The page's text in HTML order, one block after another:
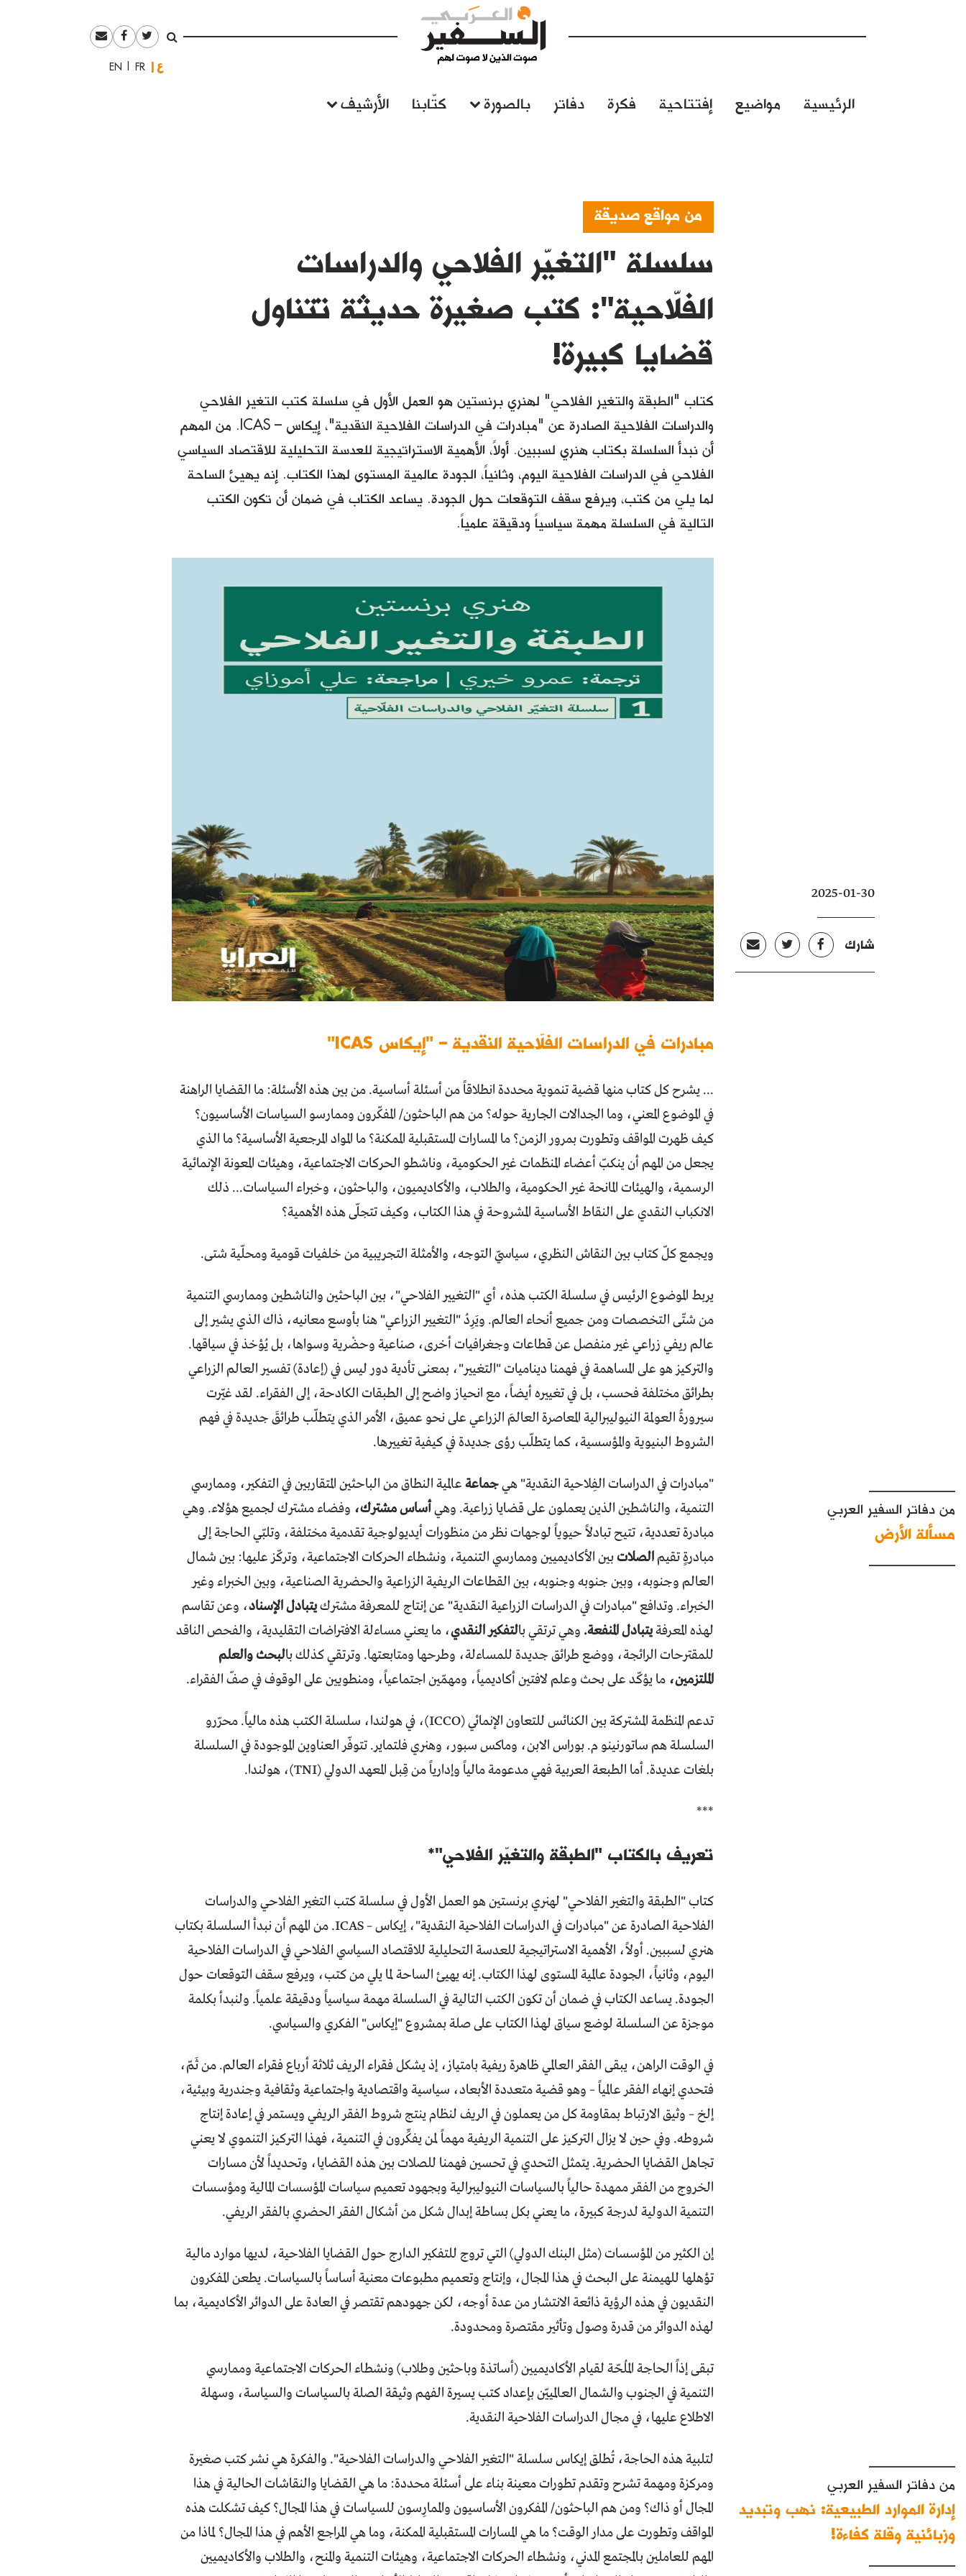
العربيةFrançais
English
الرئيسية مواضيع إفتتاحية فكرة دفاتر بالصورة كتّابنا الأرشيف
من مواقع صديقة
سلسلة "التغيّر الفلاحي والدراسات
الفلّاحية": كتب صغيرة حديثة تتناول
قضايا كبيرة!
كتاب "الطبقة والتغير الفلاحي" لهنري برنستين هو العمل الأول في سلسلة كتب التغير الفلاحي
والدراسات الفلاحية الصادرة عن "مبادرات في الدراسات الفلاحية النقدية"، إيكاس – ICAS. من المهم
أن نبدأ السلسلة بكتاب هنري لسببين. أولاً، الأهمية الاستراتيجية للعدسة التحليلية للاقتصاد السياسي
الفلاحي في الدراسات الفلاحية اليوم، وثانياً، الجودة عالمية المستوى لهذا الكتاب. إنه يهيئ الساحة
لما يلي من كتب، ويرفع سقف التوقعات حول الجودة. يساعد الكتاب في ضمان أن تكون الكتب
التالية في السلسلة مهمة سياسياً ودقيقة علمياً.
2025-01-30
شارك
مبادرات في الدراسات الفلّاحية النقدية – "إيكاس ICAS"
... يشرح كل كتاب منها قضية تنموية محددة انطلاقاً من أسئلة أساسية. من بين هذه الأسئلة: ما القضايا الراهنة
في الموضوع المعني، وما الجدالات الجارية حوله؟ من هم الباحثون/ المفكّرون وممارسو السياسات الأساسيون؟
كيف ظهرت المواقف وتطورت بمرور الزمن؟ ما المسارات المستقبلية الممكنة؟ ما المواد المرجعية الأساسية؟ ما الذي
يجعل من المهم أن ينكبّ أعضاء المنظمات غير الحكومية، وناشطو الحركات الاجتماعية، وهيئات المعونة الإنمائية
الرسمية، والهيئات المانحة غير الحكومية، والطلاب، والأكاديميون، والباحثون، وخبراء السياسات... ذلك
الانكباب النقدي على النقاط الأساسية المشروحة في هذا الكتاب، وكيف تتجلّى هذه الأهمية؟
ويجمع كلّ كتاب بين النقاش النظري، سياسيّ التوجه، والأمثلة التجريبية من خلفيات قومية ومحلّية شتى.
يربط الموضوع الرئيس في سلسلة الكتب هذه، أي "التغيير الفلاحي"، بين الباحثين والناشطين وممارسي التنمية
من شتّى التخصصات ومن جميع أنحاء العالم. ويَرِدُ "التغيير الزراعي" هنا بأوسع معانيه، ذاك الذي يشير إلى
عالم ريفي زراعي غير منفصل عن قطاعات وجغرافيات أخرى، صناعية وحضْرية وسواها، بل يُؤخذ في سياقها.
والتركيز هو على المساهمة في فهمنا ديناميات "التغيير"، بمعنى تأدية دور ليس في (إعادة) تفسير العالم الزراعي
بطرائق مختلفة فحسب، بل في تغييره أيضاً، مع انحياز واضح إلى الطبقات الكادحة، إلى الفقراء. لقد غيّرت
سيرورةُ العولمة النيوليبرالية المعاصرة العالمَ الزراعي على نحو عميق، الأمر الذي يتطلّب طرائقَ جديدة في فهم
الشروط البنيوية والمؤسسية، كما يتطلّب رؤى جديدة في كيفية تغييرها.
من دفاتر السفير العربي
مسألة الأرض
"مبادرات في الدراسات الفِلاحية النقدية" هيجماعة عالمية النطاق من الباحثين المتقاربين في التفكير، وممارسي
التنمية، والناشطين الذين يعملون على قضايا زراعية. وهي أساس مشترك، وفضاء مشترك لجميع هؤلاء. وهي
مبادرة تعددية، تتيح تبادلاً حيوياً لوجهات نظر من منظورات أيديولوجية تقدمية مختلفة، وتلبّي الحاجة إلى
مبادرةٍ تقيمالصلاتبين الأكاديميين وممارسي التنمية، ونشطاء الحركات الاجتماعية، وتركّز عليها: بين شمال
العالم وجنوبه، وبين جنوبه وجنوبه، بين القطاعات الريفية الزراعية والحضرية الصناعية، وبين الخبراء وغير
الخبراء. وتدافع "مبادرات في الدراسات الزراعية النقدية" عن إنتاج للمعرفة مشتركيتبادل الإسناد، وعن تقاسم
لهذه المعرفةيتبادل المنفعة. وهي ترتقي بـالتفكير النقدي، ما يعني مساءلة الافتراضات التقليدية، والفحص الناقد
للمقترحات الرائجة، ووضع طرائق جديدة للمساءلة، وطرحها ومتابعتها. وترتقي كذلك بالبحث والعلم
الملتزمين، ما يؤكّد على بحث وعلم لافتين أكاديمياً، ومهمّين اجتماعياً، ومنطويين على الوقوف في صفّ الفقراء.
تدعم المنظمة المشتركة بين الكنائس للتعاون الإنمائي (ICCO)، في هولندا، سلسلة الكتب هذه مالياً. محرّرو
السلسلة هم ساتورنينو م. بوراس الابن، وماكس سبور، وهنري فلتماير. تتوفّر العناوين الموجودة في السلسلة
بلغات عديدة. أما الطبعة العربية فهي مدعومة مالياً وإدارياً من قِبل المعهد الدولي (TNI)، هولندا.
***
تعريف بالكتاب "الطبقة والتغيّر الفلاحي"*
كتاب "الطبقة والتغير الفلاحي" لهنري برنستين هو العمل الأول في سلسلة كتب التغير الفلاحي والدراسات
الفلاحية الصادرة عن "مبادرات في الدراسات الفلاحية النقدية"، إيكاس – ICAS. من المهم أن نبدأ السلسلة بكتاب
هنري لسببين. أولاً، الأهمية الاستراتيجية للعدسة التحليلية للاقتصاد السياسي الفلاحي في الدراسات الفلاحية
اليوم، وثانياً، الجودة عالمية المستوى لهذا الكتاب. إنه يهيئ الساحة لما يلي من كتب، ويرفع سقف التوقعات حول
الجودة. يساعد الكتاب في ضمان أن تكون الكتب التالية في السلسلة مهمة سياسياً ودقيقة علمياً. ولنبدأ بكلمة
موجزة عن السلسلة لوضع سياق لهذا الكتاب على صلة بمشروع "إيكاس" الفكري والسياسي.
في الوقت الراهن، يبقى الفقر العالمي ظاهرة ريفية بامتياز، إذ يشكل فقراء الريف ثلاثة أرباع فقراء العالم. من ثَمّ،
فتحدي إنهاء الفقر عالمياً – وهو قضية متعددة الأبعاد، سياسية واقتصادية واجتماعية وثقافية وجندرية وبيئية،
إلخ – وثيق الارتباط بمقاومة كل من يعملون في الريف لنظام ينتج شروط الفقر الريفي ويستمر في إعادة إنتاج
شروطه. وفي حين لا يزال التركيز على التنمية الريفية مهماً لمن يفكِّرون في التنمية، فهذا التركيز التنموي لا يعني
تجاهل القضايا الحضرية. يتمثل التحدي في تحسين فهمنا للصلات بين هذه القضايا، وتحديداً لأن مسارات
الخروج من الفقر ممهدة حالياً بالسياسات النيوليبرالية وبجهود تعميم سياسات المؤسسات المالية ومؤسسات
التنمية الدولية لدرجة كبيرة، ما يعني بكل بساطة إبدال شكل من أشكال الفقر الحضري بالفقر الريفي.
إن الكثير من المؤسسات (مثل البنك الدولي) التي تروج للتفكير الدارج حول القضايا الفلاحية، لديها موارد مالية
تؤهلها للهيمنة على البحث في هذا المجال، وإنتاج وتعميم مطبوعات معنية أساساً بالسياسات. يطعن المفكرون
النقديون في هذه الرؤية ذائعة الانتشار من عدة أوجه، لكن جهودهم تقتصر في العادة على الدوائر الأكاديمية، بما
لهذه الدوائر من قدرة وصول وتأثير مقتصرة ومحدودة.
تبقى إذاً الحاجة المُلحّة لقيام الأكاديميين (أساتذة وباحثين وطلاب) ونشطاء الحركات الاجتماعية وممارسي
التنمية في الجنوب والشمال العالمييّن بإعداد كتب يسيرة الفهم وثيقة الصلة بالسياسات والسياسة، وسهلة
الاطلاع عليها، في مجال الدراسات الفلاحية النقدية.
من دفاتر السفير العربي
إدارة الموارد الطبيعية: نهب وتبديد
وزبائنية وقلة كفاءة!
لتلبية هذه الحاجة، تُطلق إيكاس سلسلة "التغير الفلاحي والدراسات الفلاحية". والفكرة هي نشر كتب صغيرة
ومركزة ومهمة تشرح وتقدم تطورات معينة بناء على أسئلة محددة: ما هي القضايا والنقاشات الحالية في هذا
المجال أو ذاك؟ ومن هم الباحثون/ المفكرون الأساسيون والممارِسون للسياسات في هذا المجال؟ كيف تشكلت هذه
المواقف وتطورت على مدار الوقت؟ ما هي المسارات المستقبلية الممكنة، وما هي المراجع الأهم في هذا المجال؟ لماذا من
المهم للعاملين بالمجتمع المدني، ونشطاء الحركات الاجتماعية، وهيئات التنمية والمنح، والطلاب والأكاديميين